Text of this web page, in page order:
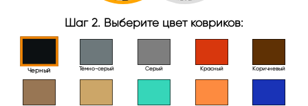
Шаг 2. Выберите цвет ковриков:
Черный Тёмно-серый Серый Красный Коричневый